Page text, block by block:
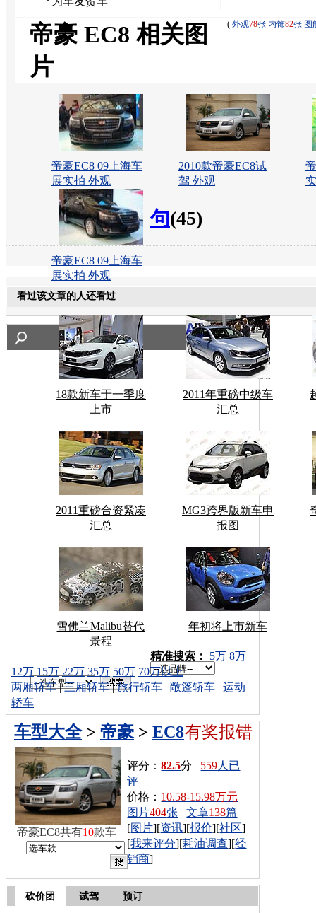
( 外观78张 内饰82张 图
帝豪 EC8 相关图
片
帝豪EC8 09上海车
展实拍 外观
2010款帝豪EC8试
驾 外观
帝豪EC8 09上海车
展实拍 外观
句(45)
看过该文章的人还看过
18款新车于一季度
上市
2011年重磅中级车
汇总
2011重磅合资紧凑
汇总
MG3跨界版新车申
报图
雪佛兰Malibu替代
景程
年初将上市新车
车型搜索：
精准搜索： 5万 8万
12万 15万 22万 35万 50万 70万以上
两厢轿车|三厢轿车|旅行轿车 | 敞篷轿车 | 运动
轿车
有奖报错
车型大全> 帝豪 > EC8
评分：82.5分 559人已
评
价格： 10.58-15.98万元
图片404张 文章138篇
[图片][资讯][报价][社区]
[我来评分][耗油调查][经
销商]
帝豪EC8共有10款车
砍价团 试驾 预订